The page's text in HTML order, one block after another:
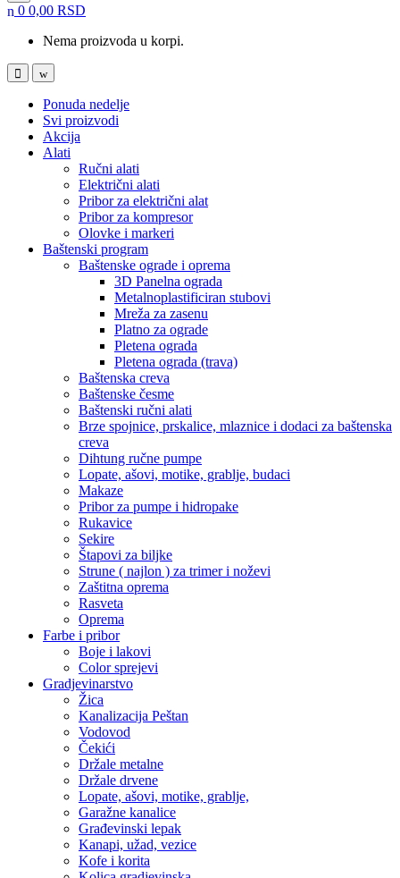
0 0,00 RSD
Nema proizvoda u korpi.
Ponuda nedelje
Svi proizvodi
Akcija
Alati
Ručni alati
Električni alati
Pribor za električni alat
Pribor za kompresor
Olovke i markeri
Baštenski program
Baštenske ograde i oprema
3D Panelna ograda
Metalnoplastificiran stubovi
Mreža za zasenu
Platno za ograde
Pletena ograda
Pletena ograda (trava)
Baštenska creva
Baštenske česme
Baštenski ručni alati
Brze spojnice, prskalice, mlaznice i dodaci za baštenska
creva
Dihtung ručne pumpe
Lopate, ašovi, motike, grablje, budaci
Makaze
Pribor za pumpe i hidropake
Rukavice
Sekire
Štapovi za biljke
Strune ( najlon ) za trimer i noževi
Zaštitna oprema
Rasveta
Oprema
Farbe i pribor
Boje i lakovi
Color sprejevi
Gradjevinarstvo
Žica
Kanalizacija Peštan
Vodovod
Čekići
Držale metalne
Držale drvene
Lopate, ašovi, motike, grablje,
Garažne kanalice
Građevinski lepak
Kanapi, užad, vezice
Kofe i korita